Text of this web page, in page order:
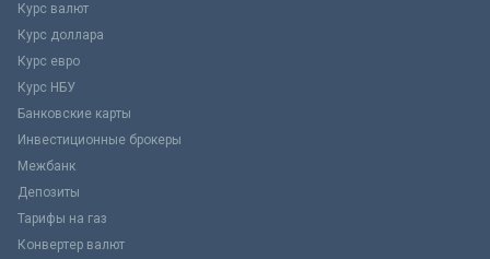
Курс валют
Курс доллара
Курс евро
Курс НБУ
Банковские карты
Инвестиционные брокеры
Межбанк
Депозиты
Тарифы на газ
Конвертер валют